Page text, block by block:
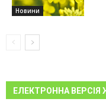
Новини
ЕЛЕКТРОННА